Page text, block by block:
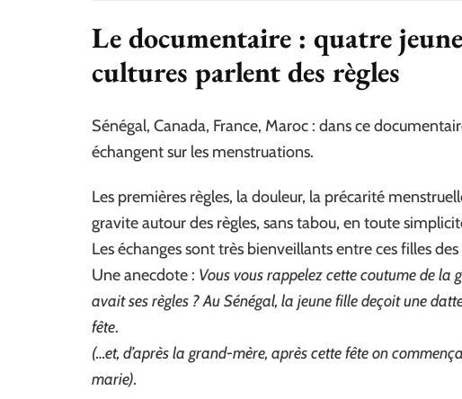
Le documentaire : quatre
cultures parlent des règles
Sénégal, Canada, France, Maroc : dans ce
échangent sur les menstruations.
Les premières règles, la douleur, la précarité
gravite autour des règles, sans tabou, en toute
Les échanges sont très bienveillants entre ces filles
Une anecdote : Vous vous rappelez cette coutume de
avait ses règles ? Au Sénégal, la jeune fille deçoit une
fête.
(…et, d’après la grand-mère, après cette fête on
marie).